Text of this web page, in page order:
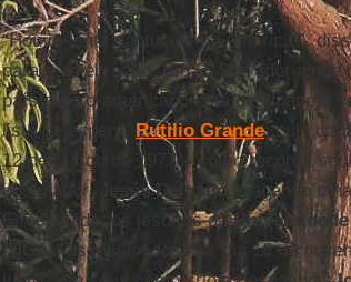
“Houve tanta santidade na América!”,
para a celebração. Em El Salvador
país centro-americano está destinado a
lista de espera. Rutilio Grande, cujo
12 de março de 1977 – como recorda
postulador,
Jesús Delgado
, traçando
Em seguida, os jesuítas da
(UCA ), assassinados nos dia 16 de